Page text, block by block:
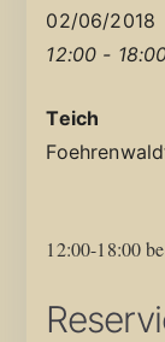
02/06/2018
12:00 -
Teich
12:00-18:00